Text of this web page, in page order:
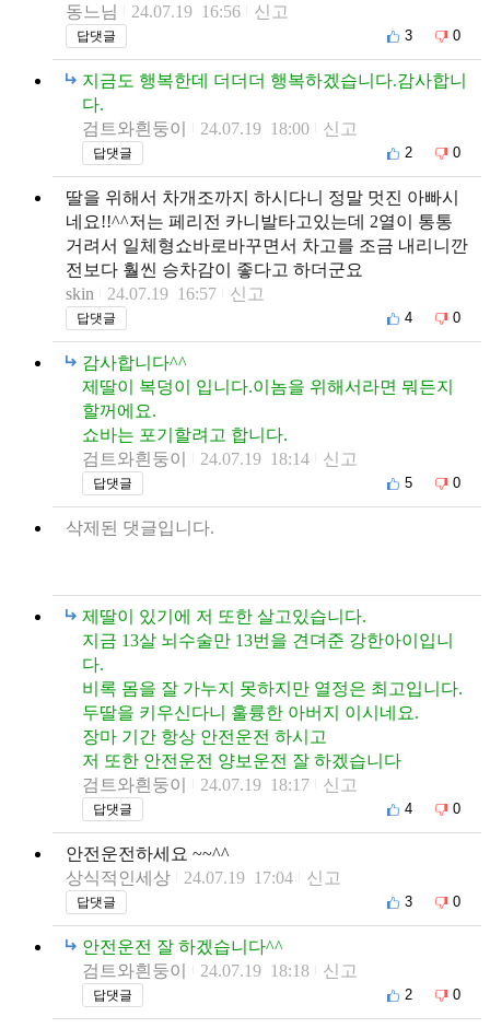
동느님
24.07.19 16:56 신고
답댓글 3 0
지금도 행복한데 더더더 행복하겠습니다.감사합니
다.
검트와흰둥이
24.07.19 18:00 신고
답댓글 2 0
딸을 위해서 차개조까지 하시다니 정말 멋진 아빠시
네요!!^^저는 페리전 카니발타고있는데 2열이 통통
거려서 일체형쇼바로바꾸면서 차고를 조금 내리니깐
전보다 훨씬 승차감이 좋다고 하더군요
skin
24.07.19 16:57 신고
답댓글 4 0
감사합니다^^
제딸이 복덩이 입니다.이놈을 위해서라면 뭐든지
할꺼에요.
쇼바는 포기할려고 합니다.
검트와흰둥이
24.07.19 18:14 신고
답댓글 5 0
삭제된 댓글입니다.
제딸이 있기에 저 또한 살고있습니다.
지금 13살 뇌수술만 13번을 견뎌준 강한아이입니
다.
비록 몸을 잘 가누지 못하지만 열정은 최고입니다.
두딸을 키우신다니 훌륭한 아버지 이시네요.
장마 기간 항상 안전운전 하시고
저 또한 안전운전 양보운전 잘 하겠습니다
검트와흰둥이
24.07.19 18:17 신고
답댓글 4 0
안전운전하세요 ~~^^
상식적인세상
24.07.19 17:04 신고
답댓글 3 0
안전운전 잘 하겠습니다^^
검트와흰둥이
24.07.19 18:18 신고
답댓글 2 0